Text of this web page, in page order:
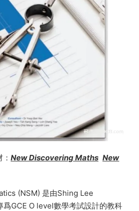
New Discovering Maths New
(NSM) 是由Shing Lee
GCE O level數學考試設計的教科